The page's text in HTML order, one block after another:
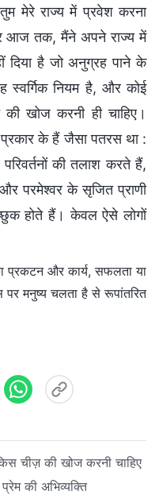
मेरे राज्य में प्रवेश करना
आज तक, मैंने अपने राज्य में
दिया है जो अनुग्रह पाने के
स्वर्गिक नियम है, और कोई
खोज करनी ही चाहिए।
प्रकार के हैं जैसा पतरस था :
की तलाश करते हैं,
परमेश्वर के सृजित प्राणी
होते हैं। केवल ऐसे लोगों
और कार्य, सफलता या
पर मनुष्य चलता है से रूपांतरित
चीज़ की खोज करनी चाहिए
की अभिव्यक्ति